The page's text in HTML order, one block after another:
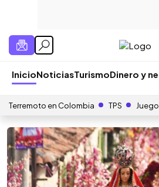
InicioNoticiasTurismoDinero y
Terremoto en Colombia TPS